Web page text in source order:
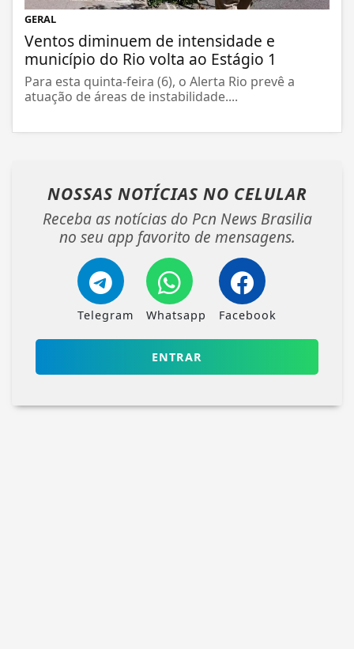
GERAL
Ventos diminuem de intensidade e
município do Rio volta ao Estágio 1
Para esta quinta-feira (6), o Alerta Rio prevê a
atuação de áreas de instabilidade....
NOSSAS NOTÍCIAS NO CELULAR
Receba as notícias do Pcn News Brasilia
no seu app favorito de mensagens.
Telegram Whatsapp Facebook
ENTRAR